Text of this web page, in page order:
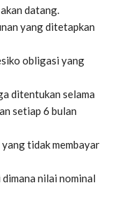
datang.
yang ditetapkan
obligasi yang
ditentukan selama
setiap 6 bulan
tidak membayar
nilai nominal